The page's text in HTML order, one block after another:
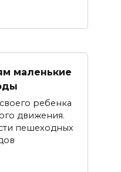
маленькие
ребенка
движения.
пешеходных